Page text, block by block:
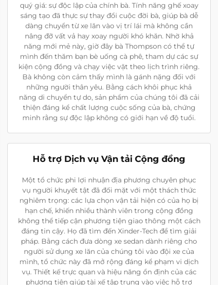
quý giá: sự độc lập của chính bà. Tính năng ghế xoay
sáng tạo đã thực sự thay đổi cuộc đời bà, giúp bà dễ
dàng chuyển từ xe lăn vào vị trí lái mà không cần
nâng đỡ vất vả hay xoay người khó khăn. Nhờ khả
năng mới mẻ này, giờ đây bà Thompson có thể tự
mình đến thăm bạn bè uống cà phê, tham dự các sự
kiện cộng đồng và chạy việc vặt theo lịch trình riêng.
Bà không còn cảm thấy mình là gánh nặng đối với
những người thân yêu. Bằng cách khôi phục khả
năng di chuyển tự do, sản phẩm của chúng tôi đã cải
thiện đáng kể chất lượng cuộc sống của bà, chứng
minh rằng sự độc lập không có giới hạn về độ tuổi.
Hỗ trợ Dịch vụ Vận tải Cộng đồng
Một tổ chức phi lợi nhuận địa phương chuyên phục
vụ người khuyết tật đã đối mặt với một thách thức
nghiêm trọng: các lựa chọn vận tải hiện có của họ bị
hạn chế, khiến nhiều thành viên trong cộng đồng
không thể tiếp cận phương tiện giao thông một cách
đáng tin cậy. Họ đã tìm đến Xinder-Tech để tìm giải
pháp. Bằng cách đưa dòng xe sedan dành riêng cho
người sử dụng xe lăn của chúng tôi vào đội xe của
mình, tổ chức này đã mở rộng đáng kể phạm vi dịch
vụ. Thiết kế trực quan và hiệu năng ổn định của các
phương tiện giúp tài xế tập trung vào việc hỗ trợ